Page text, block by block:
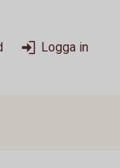
Logga in